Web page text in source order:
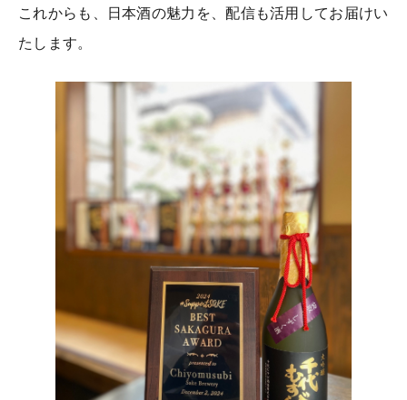
これからも、日本酒の魅力を、配信も活用してお届けい
たします。